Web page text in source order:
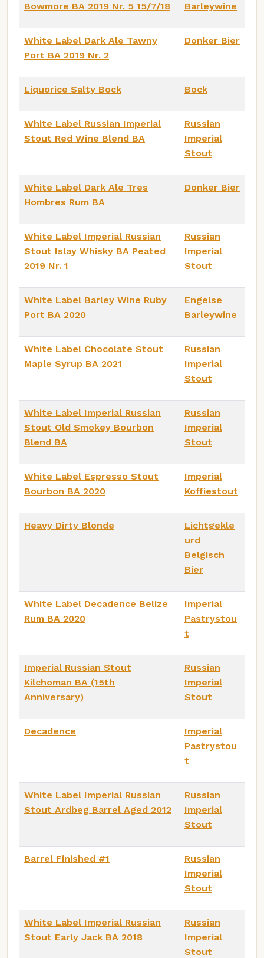
Bowmore BA 2019 Nr. 5 15/7/18 Barleywine
White Label Dark Ale Tawny
Port BA 2019 Nr. 2
Donker Bier
Liquorice Salty Bock Bock
White Label Russian Imperial
Stout Red Wine Blend BA
Russian
Imperial
Stout
White Label Dark Ale Tres
Hombres Rum BA
Donker Bier
White Label Imperial Russian
Stout Islay Whisky BA Peated
2019 Nr. 1
Russian
Imperial
Stout
White Label Barley Wine Ruby
Port BA 2020
Engelse
Barleywine
White Label Chocolate Stout
Maple Syrup BA 2021
Russian
Imperial
Stout
White Label Imperial Russian
Stout Old Smokey Bourbon
Blend BA
Russian
Imperial
Stout
White Label Espresso Stout
Bourbon BA 2020
Imperial
Koffiestout
Heavy Dirty Blonde
Lichtgekle
urd
Belgisch
Bier
White Label Decadence Belize
Rum BA 2020
Imperial
Pastrystou
t
Imperial Russian Stout
Kilchoman BA (15th
Anniversary)
Russian
Imperial
Stout
Decadence
Imperial
Pastrystou
t
White Label Imperial Russian
Stout Ardbeg Barrel Aged 2012
Russian
Imperial
Stout
Barrel Finished #1
Russian
Imperial
Stout
White Label Imperial Russian
Stout Early Jack BA 2018
Russian
Imperial
Stout